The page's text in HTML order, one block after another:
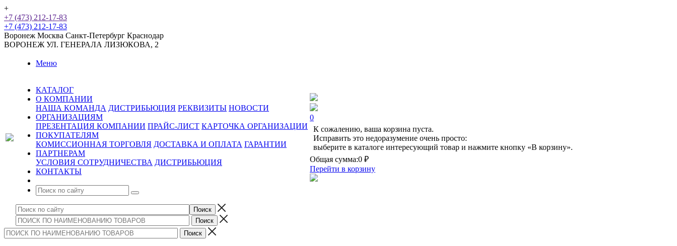
+
+7 (473) 212-17-83
+7 (473) 212-17-83
Воронеж Москва Санкт-Петербург Краснодар
ВОРОНЕЖ УЛ. ГЕНЕРАЛА ЛИЗЮКОВА, 2
Меню
КАТАЛОГ
О КОМПАНИИ
НАША КОМАНДА ДИСТРИБЬЮЦИЯ РЕКВИЗИТЫ НОВОСТИ
ОРГАНИЗАЦИЯМ
ПРЕЗЕНТАЦИЯ КОМПАНИИ ПРАЙС-ЛИСТ КАРТОЧКА ОРГАНИЗАЦИИ
ПОКУПАТЕЛЯМ
КОМИССИОННАЯ ТОРГОВЛЯ ДОСТАВКА И ОПЛАТА ГАРАНТИИ
ПАРТНЕРАМ
УСЛОВИЯ СОТРУДНИЧЕСТВА ДИСТРИБЬЮЦИЯ
КОНТАКТЫ
0
К сожалению, ваша корзина пуста.
Исправить это недоразумение очень просто:
выберите в каталоге интересующий товар и нажмите кнопку «В корзину».
Общая сумма:0 ₽
Перейти в корзину